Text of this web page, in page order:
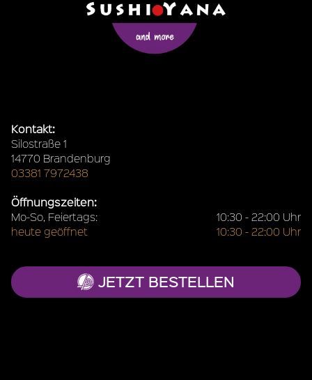
Kontakt:
Silostraße 1
14770 Brandenburg
03381 7972438
Öffnungszeiten:
Mo-So, Feiertags:
10:30 - 22:00 Uhr
heute geöffnet
10:30 - 22:00 Uhr
JETZT BESTELLEN